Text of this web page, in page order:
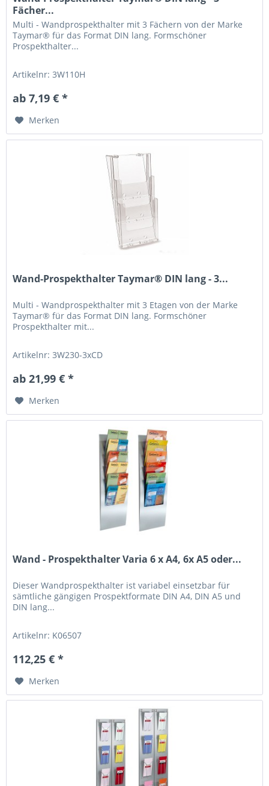
Fächer...
Multi - Wandprospekthalter mit 3 Fächern von der Marke
Taymar® für das Format DIN lang. Formschöner
Prospekthalter...
Artikelnr: 3W110H
ab 7,19 € *
Merken
Wand-Prospekthalter Taymar® DIN lang - 3...
Multi - Wandprospekthalter mit 3 Etagen von der Marke
Taymar® für das Format DIN lang. Formschöner
Prospekthalter mit...
Artikelnr: 3W230-3xCD
ab 21,99 € *
Merken
Wand - Prospekthalter Varia 6 x A4, 6x A5 oder...
Dieser Wandprospekthalter ist variabel einsetzbar für
sämtliche gängigen Prospektformate DIN A4, DIN A5 und
DIN lang...
Artikelnr: K06507
112,25 € *
Merken